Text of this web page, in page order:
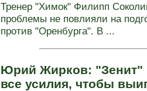
Тренер "Химок" Филипп
проблемы не повлияли на
против "Оренбурга". В ...
Юрий Жирков: "Зенит"
все усилия, чтобы